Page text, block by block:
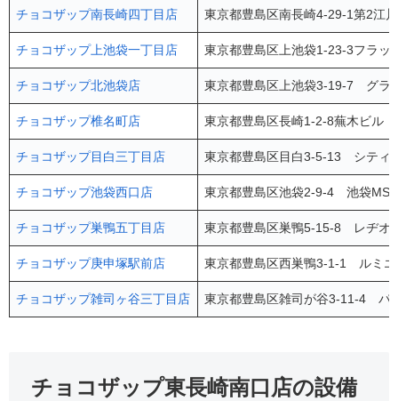
チョコザップ南長崎四丁目店 東京都豊島区南長崎4-29-1第2江
チョコザップ上池袋一丁目店 東京都豊島区上池袋1-23-3フラ
チョコザップ北池袋店 東京都豊島区上池袋3-19-7 グ
チョコザップ椎名町店 東京都豊島区長崎1-2-8蕪木ビル
チョコザップ目白三丁目店 東京都豊島区目白3-5-13 シテ
チョコザップ池袋西口店 東京都豊島区池袋2-9-4 池袋
チョコザップ巣鴨五丁目店 東京都豊島区巣鴨5-15-8 レヂ
チョコザップ庚申塚駅前店 東京都豊島区西巣鴨3-1-1 ルミ
チョコザップ雑司ヶ谷三丁目店 東京都豊島区雑司が谷3-11-4
チョコザップ東長崎南口店の設備